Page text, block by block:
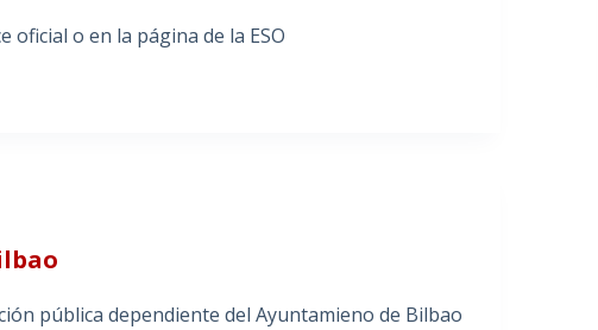
oficial o en la página de la ESO
pública dependiente del Ayuntamieno de Bilbao